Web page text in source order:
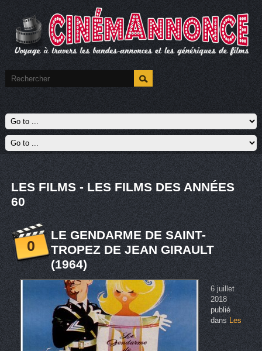
LES FILMS - LES FILMS DES ANNÉES
60
0
LE GENDARME DE SAINT-
TROPEZ DE JEAN GIRAULT
(1964)
6 juillet
2018
publié
dans Les